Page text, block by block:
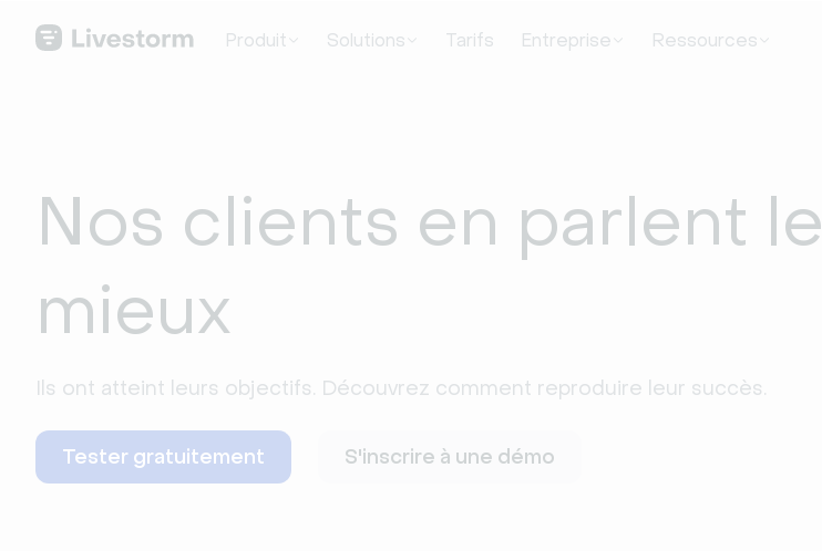
Produit Solutions Tarifs Entreprise Ressources
Nos clients en parlent le
mieux
Ils ont atteint leurs objectifs. Découvrez comment reproduire leur succès.
Tester gratuitement S'inscrire à une démo